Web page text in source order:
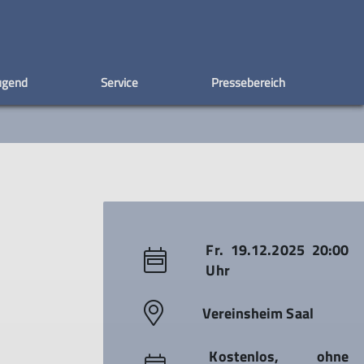
den DAV Mitglied werden
Tourenleiter Service
Kontakt
Arbeitstouren
Service
Alpenverein Deutschlandticket
Pressebereich
Presseveröffentlichungen
Fr. 19.12.2025 20:00
Uhr
Vereinsheim Saal
Kostenlos, ohne